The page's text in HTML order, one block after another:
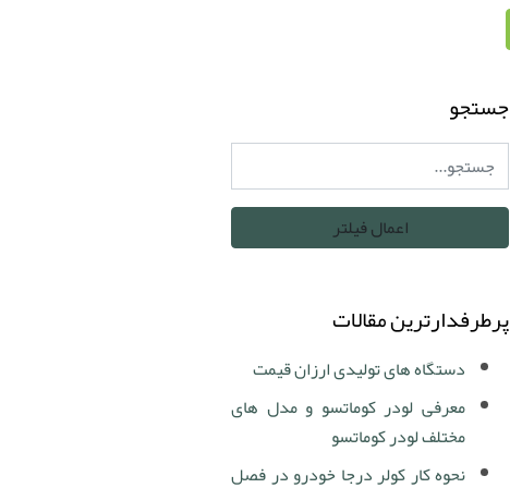
جستجو
پرطرفدارترین مقالات
دستگاه های تولیدی ارزان قیمت
معرفی لودر کوماتسو و مدل های
مختلف لودر کوماتسو
نحوه کار کولر درجا خودرو در فصل